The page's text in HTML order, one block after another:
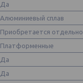
Да
Алюминиевый сплав
Приобретается отдельно
Платформенные
Да
Да